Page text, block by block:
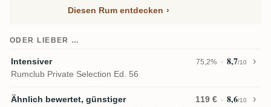
Diesen Rum entdecken
ODER LIEBER …
Intensiver 75,2% 8,7/10
Rumclub Private Selection Ed. 56
Ähnlich bewertet, günstiger 119 € 8,6/10